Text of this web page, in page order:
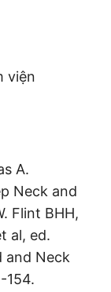
viện
A.
Neck and
Flint BHH,
al, ed.
and Neck
154.